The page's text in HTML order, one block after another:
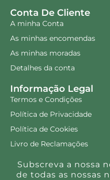
Conta De Cliente
A minha Conta
As minhas encomendas
As minhas moradas
Detalhes da conta
Informação Legal
Termos e Condições
Política de Privacidade
Política de Cookies
Livro de Reclamações
Subscreva a nossa
de todas as nossas